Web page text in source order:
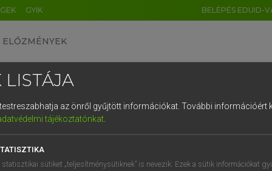
GYIK BELÉPÉS EDUID-
ELŐZMÉNYEK
szótár
LISTÁJA
az önről gyűjtött információkat. További információért
tájékoztatónkat.
statisztikai sütiket „teljesítménysütiknek” is nevezik. Ezek a sütik információkat
DE CN FR ES IT NL
1 2 3 4 5 6 7 8 9
q w e r t z u i